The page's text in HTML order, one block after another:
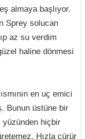
almaya başlıyor.
Sprey solucan
az su verdim
haline dönmesi
en uç emici
Bunun üstüne bir
yüzünden hiçbir
Hızla çürür